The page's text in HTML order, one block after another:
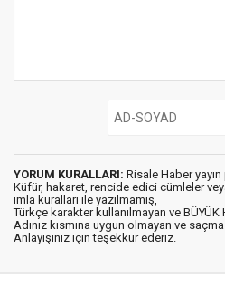
YORUM KURALLARI: Risale Haber
Küfür, hakaret, rencide edici cümleler
imla kuralları ile yazılmamış,
Türkçe karakter kullanılmayan ve BÜYÜK
Adınız kısmına uygun olmayan ve
Anlayışınız için teşekkür ederiz.